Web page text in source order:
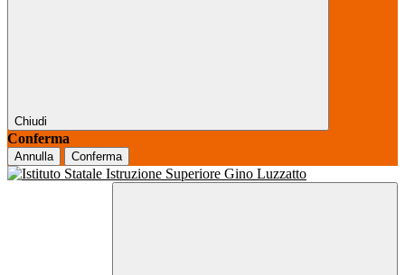
Chiudi
Conferma
Annulla Conferma